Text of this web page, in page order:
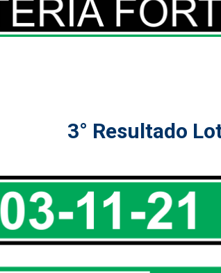
3° Resultado